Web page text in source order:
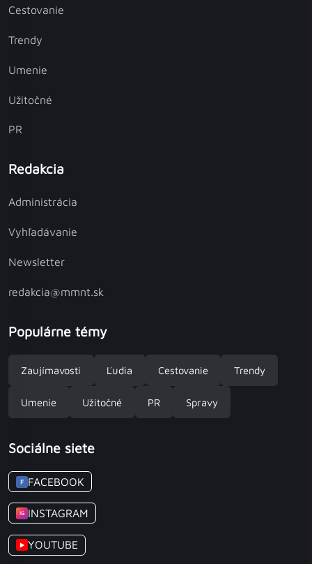
Cestovanie
Trendy
Umenie
Užitočné
PR
Redakcia
Administrácia
Vyhľadávanie
Newsletter
redakcia@mmnt.sk
Populárne témy
Zaujímavosti Ľudia Cestovanie Trendy
Umenie Užitočné PR Spravy
Sociálne siete
F FACEBOOK
IG INSTAGRAM
▶ YOUTUBE